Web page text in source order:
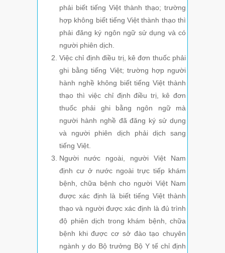
phải biết tiếng Việt thành thạo; trường
hợp không biết tiếng Việt thành thạo thì
phải đăng ký ngôn ngữ sử dụng và có
người phiên dịch.
Việc chỉ định điều trị, kê đơn thuốc phải
ghi bằng tiếng Việt; trường hợp người
hành nghề không biết tiếng Việt thành
thạo thì việc chỉ định điều trị, kê đơn
thuốc phải ghi bằng ngôn ngữ mà
người hành nghề đã đăng ký sử dụng
và người phiên dịch phải dịch sang
tiếng Việt.
Người nước ngoài, người Việt Nam
định cư ở nước ngoài trực tiếp khám
bệnh, chữa bệnh cho người Việt Nam
được xác định là biết tiếng Việt thành
thạo và người được xác định là đủ trình
độ phiên dịch trong khám bệnh, chữa
bệnh khi được cơ sở đào tạo chuyên
ngành y do Bộ trưởng Bộ Y tế chỉ định